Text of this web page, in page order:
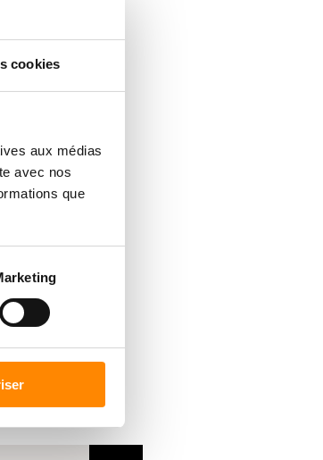
cookies
aux médias
avec nos
que
ou une ville